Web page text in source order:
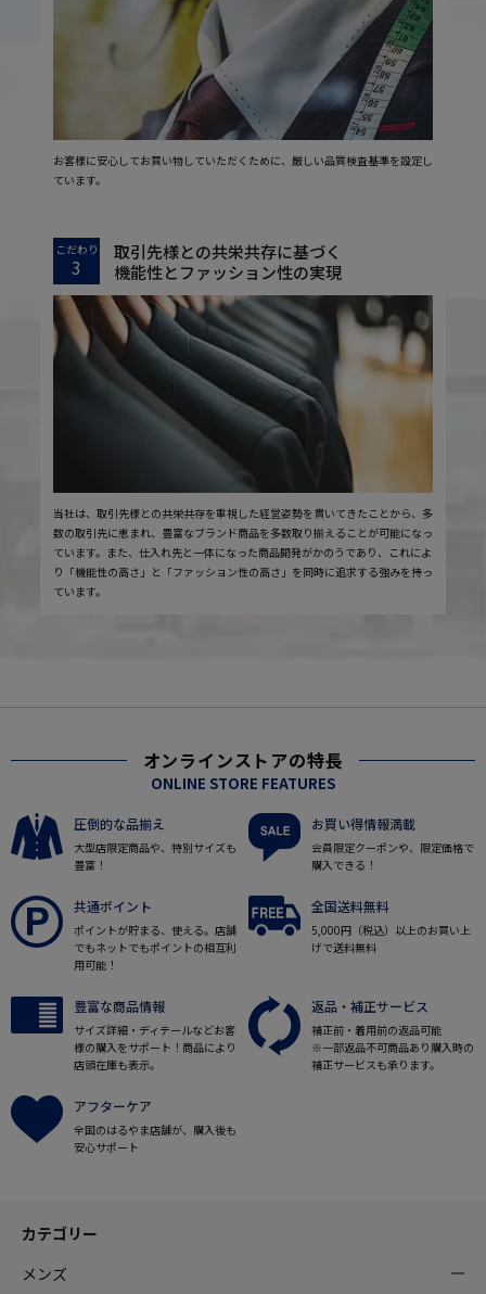
お客様に安心してお買い物していただくために、厳しい品質検査基準を設定し
ています。
こだわり
3
取引先様との共栄共存に基づく
機能性とファッション性の実現
当社は、取引先様との共栄共存を重視した経営姿勢を貫いてきたことから、多
数の取引先に恵まれ、豊富なブランド商品を多数取り揃えることが可能になっ
ています。また、仕入れ先と一体になった商品開発がかのうであり、これによ
り「機能性の高さ」と「ファッション性の高さ」を同時に追求する強みを持っ
ています。
オンラインストアの特長
ONLINE STORE FEATURES
圧倒的な品揃え
大型店限定商品や、特別サイズも
豊富！
お買い得情報満載
会員限定クーポンや、限定価格で
購入できる！
共通ポイント
ポイントが貯まる、使える。店舗
でもネットでもポイントの相互利
用可能！
全国送料無料
5,000円（税込）以上のお買い上
げで送料無料
豊富な商品情報
サイズ詳細・ディテールなどお客
様の購入をサポート！商品により
店頭在庫も表示。
返品・補正サービス
補正前・着用前の返品可能
※一部返品不可商品あり購入時の
補正サービスも承ります。
アフターケア
全国のはるやま店舗が、購入後も
安心サポート
カテゴリー
メンズ